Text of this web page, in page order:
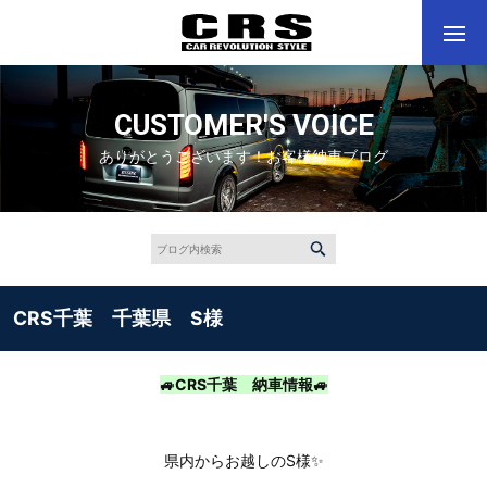
CUSTOMER'S VOICE
ありがとうございます！お客様納車ブログ
CRS千葉 千葉県 S様
🚙CRS千葉 納車情報🚙
県内からお越しのS様✨